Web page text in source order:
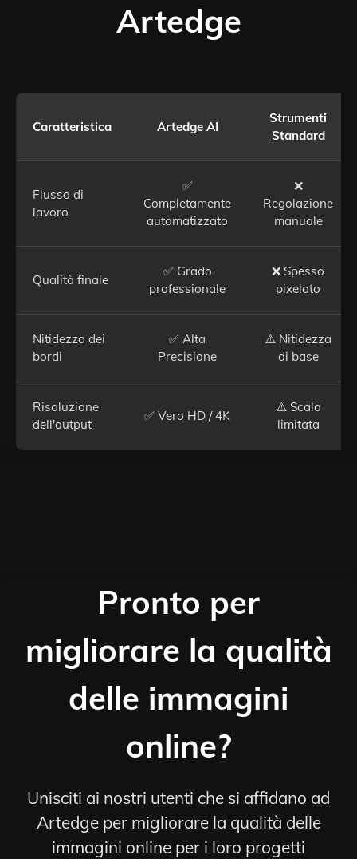
Artedge
Caratteristica Artedge AI
Strumenti
Standard
Flusso di
lavoro
✅
Completamente
automatizzato
❌
Regolazione
manuale
Qualità finale
✅ Grado
professionale
❌ Spesso
pixelato
Nitidezza dei
bordi
✅ Alta
Precisione
⚠️ Nitidezza
di base
Risoluzione
dell'output
✅ Vero HD / 4K
⚠️ Scala
limitata
Pronto per
migliorare la qualità
delle immagini
online?
Unisciti ai nostri utenti che si affidano ad
Artedge per migliorare la qualità delle
immagini online per i loro progetti